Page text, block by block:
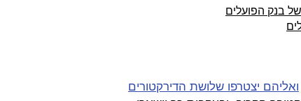
בנק הפועלים
ואליהם יצטרפו שלושת הדירקטורים